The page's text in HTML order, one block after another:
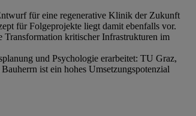
für eine regenerative Klinik der Zukunft
für Folgeprojekte liegt damit ebenfalls vor.
kritischer Infrastrukturen im
und Psychologie erarbeitet: TU Graz,
ist ein hohes Umsetzungspotenzial